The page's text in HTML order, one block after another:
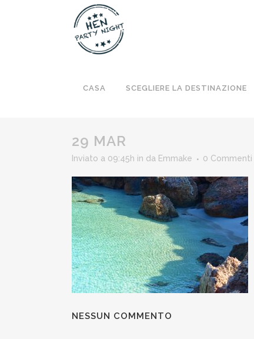
CASA SCEGLIERE LA DESTINAZIONE
29 MAR
Inviato a 09:45h in da Emmake 0 Commenti
NESSUN COMMENTO